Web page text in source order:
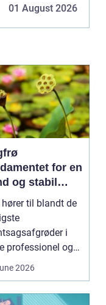
01 August 2026
for en
og stabil
hører til blandt de
i
professionel og
2026